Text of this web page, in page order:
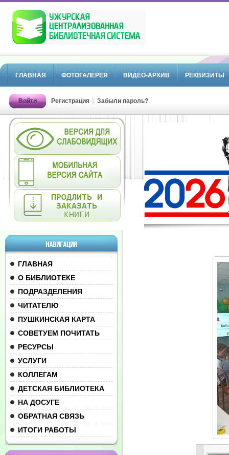
ГЛАВНАЯ ФОТОГАЛЕРЕЯ ВИДЕО-АРХИВ РЕКВИЗИТЫ
Войти Регистрация Забыли пароль?
НАВИГАЦИЯ
ГЛАВНАЯ
О БИБЛИОТЕКЕ
ПОДРАЗДЕЛЕНИЯ
ЧИТАТЕЛЮ
ПУШКИНСКАЯ КАРТА
СОВЕТУЕМ ПОЧИТАТЬ
РЕСУРСЫ
УСЛУГИ
КОЛЛЕГАМ
ДЕТСКАЯ БИБЛИОТЕКА
НА ДОСУГЕ
ОБРАТНАЯ СВЯЗЬ
ИТОГИ РАБОТЫ